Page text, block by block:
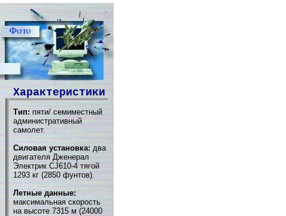
Характеристики
Тип: пяти/ семиместный
административный
самолет.
Силовая установка: два
двигателя Дженерал
Электрик CJ610-4 тягой
1293 кг (2850 фунтов).
Летные данные:
максимальная скорость
на высоте 7315 м (24000